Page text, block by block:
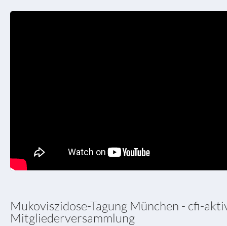
Mukoviszidose-Tagung München - cfi-
Mitgliederversammlung